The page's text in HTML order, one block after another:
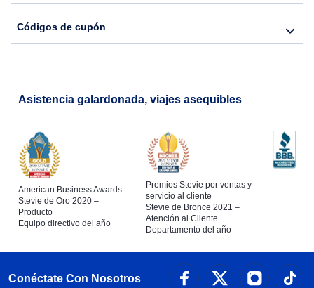
Códigos de cupón
Asistencia galardonada, viajes asequibles
American Business Awards
Stevie de Oro 2020 –
Producto
Equipo directivo del año
Premios Stevie por ventas y
servicio al cliente
Stevie de Bronce 2021 –
Atención al Cliente
Departamento del año
Conéctate Con Nosotros